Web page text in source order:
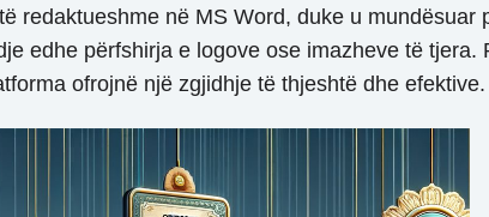
redaktueshme në MS Word, duke u
edhe përfshirja e logove ose imazheve të
ofrojnë një zgjidhje të thjeshtë dhe efektive.